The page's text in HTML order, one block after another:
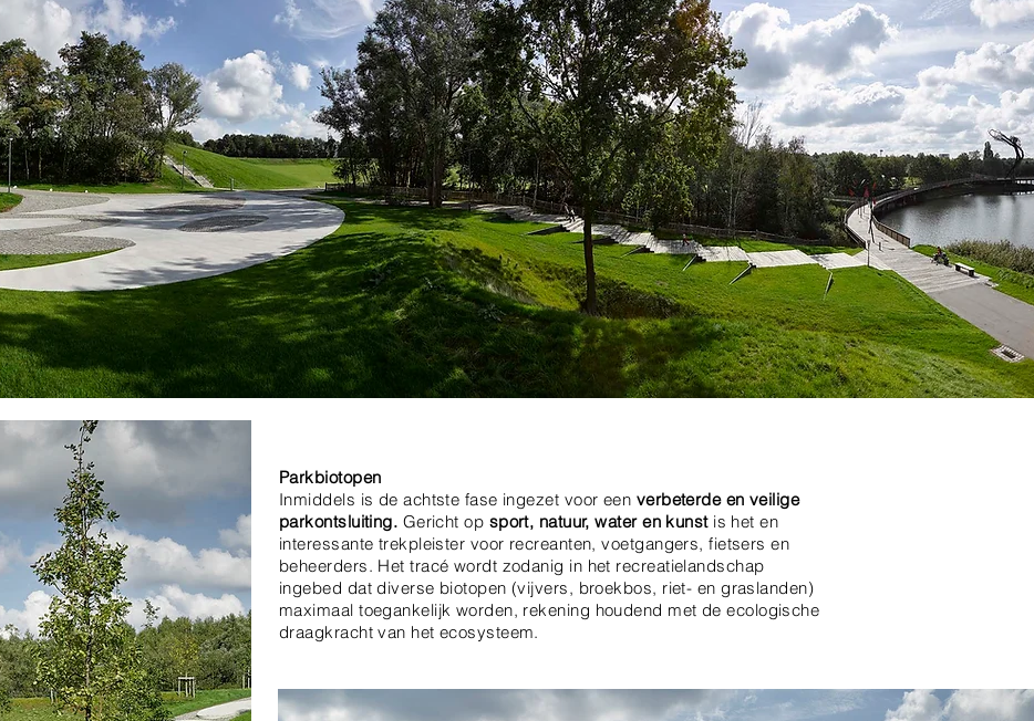
Parkbiotopen
Inmiddels is de achtste fase ingezet voor een verbeterde en veilige
parkontsluiting. Gericht op sport, natuur, water en kunstis het en
interessante trekpleister voor recreanten, voetgangers, fietsers en
beheerders. Het tracé wordt zodanig in het recreatielandschap
ingebed dat diverse biotopen (vijvers, broekbos, riet- en graslanden)
maximaal toegankelijk worden, rekening houdend met de ecologische
draagkracht van het ecosysteem.